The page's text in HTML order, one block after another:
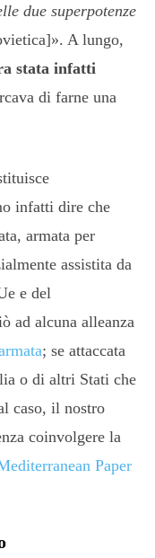
due superpotenze
A lungo,
stata infatti
di farne una
infatti dire che
armata per
assistita da
e del
ad alcuna alleanza
; se attaccata
o di altri Stati che
caso, il nostro
coinvolgere la
Paper